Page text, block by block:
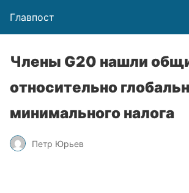
Главпост
Члены G20 нашли
относительно
минимального налога
Петр Юрьев